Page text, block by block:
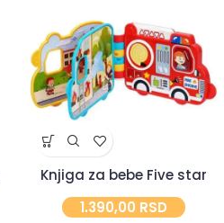
Knjiga za bebe Five star
1.390,00 RSD